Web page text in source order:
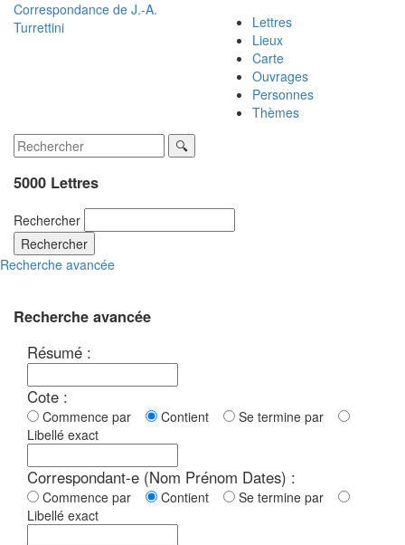
Correspondance de J.-A.
Turrettini
Lettres
Lieux
Carte
Ouvrages
Personnes
Thèmes
5000 Lettres
Rechercher
Rechercher
Recherche avancée
Recherche avancée
Résumé :
Cote :
Commence par Contient
Se termine par
Libellé exact
Correspondant-e (Nom Prénom Dates) :
Commence par Contient
Se termine par
Libellé exact